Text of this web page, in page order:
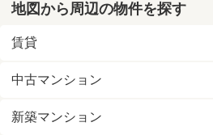
地図から周辺の物件を探す
賃貸
中古マンション
新築マンション